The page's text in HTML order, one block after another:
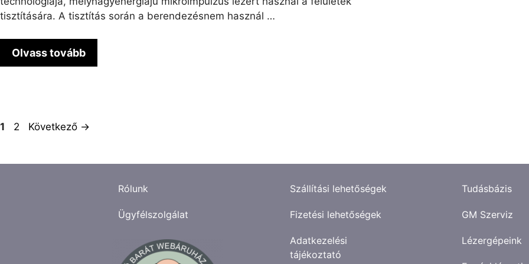
tisztítására. A tisztítás során a berendezésnem használ …
Olvass tovább
Oldal
1 Oldal
2 Következő →
Rólunk
Ügyfélszolgálat
Szállítási lehetőségek
Fizetési lehetőségek
Adatkezelési
tájékoztató
Tudásbázis
GM Szerviz
Lézergépeink